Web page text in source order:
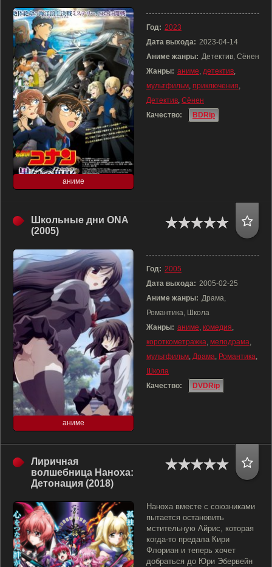
аниме
Год: 2023
Дата выхода: 2023-04-14
Аниме жанры: Детектив, Сёнен
Жанры: аниме, детектив,
мультфильм, приключения,
Детектив, Сёнен
Качество:
BDRip
Школьные дни ONA
(2005)
аниме
Год: 2005
Дата выхода: 2005-02-25
Аниме жанры: Драма,
Романтика, Школа
Жанры: аниме, комедия,
короткометражка, мелодрама,
мультфильм, Драма, Романтика,
Школа
Качество:
DVDRip
Лиричная
волшебница Наноха:
Детонация (2018)
Наноха вместе с союзниками
пытается остановить
мстительную Айрис, которая
когда-то предала Кири
Флориан и теперь хочет
добраться до Юри Эбервейн